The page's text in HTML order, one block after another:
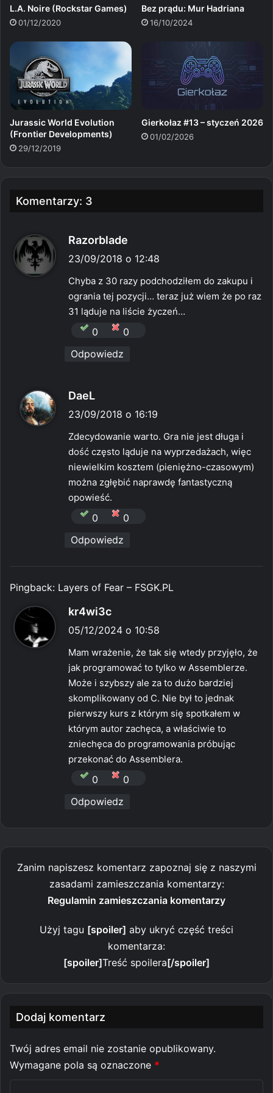
L.A. Noire (Rockstar Games)
01/12/2020
Bez prądu: Mur Hadriana
16/10/2024
Jurassic World Evolution
(Frontier Developments)
29/12/2019
Gierkołaz #13 – styczeń 2026
01/02/2026
Komentarzy: 3
Razorblade
i
e
23/09/2018 o 12:48
Chyba z 30 razy podchodziłem do zakupu i
ogrania tej pozycji… teraz już wiem że po raz
31 ląduje na liście życzeń…
0
0
Odpowiedz
DaeL
i
e
:
23/09/2018 o 16:19
Zdecydowanie warto. Gra nie jest długa i
dość często ląduje na wyprzedażach, więc
niewielkim kosztem (pieniężno-czasowym)
można zgłębić naprawdę fantastyczną
opowieść.
0
0
Odpowiedz
Pingback: Layers of Fear – FSGK.PL
kr4wi3c
i
e
:
05/12/2024 o 10:58
Mam wrażenie, że tak się wtedy przyjęło, że
jak programować to tylko w Assemblerze.
Może i szybszy ale za to dużo bardziej
skomplikowany od C. Nie był to jednak
pierwszy kurs z którym się spotkałem w
którym autor zachęca, a właściwie to
zniechęca do programowania próbując
przekonać do Assemblera.
0
0
Odpowiedz
Zanim napiszesz komentarz zapoznaj się z naszymi
zasadami zamieszczania komentarzy:
Regulamin zamieszczania komentarzy
Użyj tagu [spoiler] aby ukryć część treści
komentarza:
[spoiler]Treść spoilera[/spoiler]
Dodaj komentarz
Twój adres email nie zostanie opublikowany.
Wymagane pola są oznaczone *